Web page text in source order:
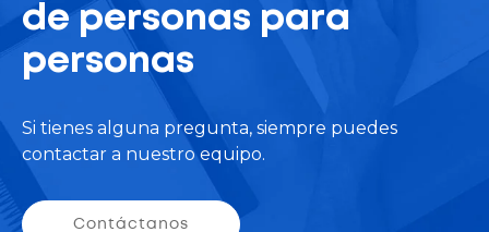
de personas para
personas
Si tienes alguna pregunta, siempre puedes
contactar a nuestro equipo.
Contáctanos